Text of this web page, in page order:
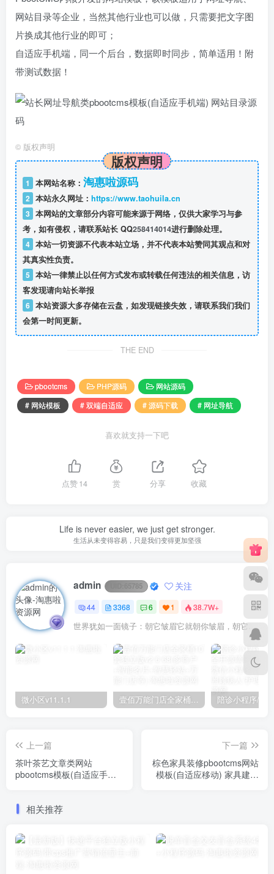
网站目录等企业，当然其他行业也可以做，只需要把文字图
片换成其他行业的即可；
自适应手机端，同一个后台，数据即时同步，简单适用！附
带测试数据！
© 版权声明
版权声明
1 本网站名称： 淘惠啦源码
2 本站永久网址： https://www.taohuila.cn
3 本网站的文章部分内容可能来源于网络，仅供大家学习与参
考，如有侵权，请联系站长 QQ258414014进行删除处理。
4 本站一切资源不代表本站立场，并不代表本站赞同其观点和对
其真实性负责。
5 本站一律禁止以任何方式发布或转载任何违法的相关信息，访
客发现请向站长举报
6 本站资源大多存储在云盘，如发现链接失效，请联系我们我们
会第一时间更新。
THE END
pbootcms PHP源码
网站源码
# 网站模板
# 双端自适应 # 源码下载 # 网址导航
喜欢就支持一下吧
点赞14 赏 分享 收藏
Life is never easier, we just get stronger.
生活从未变得容易，只是我们变得更加坚强
admin 65785 关注
44 3368 6 1 38.7W+
世界犹如一面镜子：朝它皱眉它就朝你皱眉，朝它微笑它也吵你微笑
微小区v11.1.1 壹佰万能门店全家桶10套独立版v2.6.68(​多商户+智能名片+智慧轻站+万能门店等)
上一篇
茶叶茶艺文章类网站
pbootcms模板(自适应手机)
下一篇
棕色家具装修pbootcms网站
模板(自适应移动) 家具建材
相关推荐